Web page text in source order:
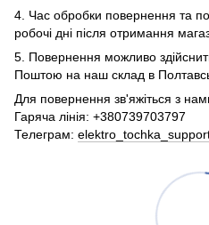
4. Час обробки повернення та
робочі дні після отримання
5. Повернення можливо
Поштою на наш склад в
Для повернення зв'яжіться з
Гаряча лінія: +380739703797
Телеграм: